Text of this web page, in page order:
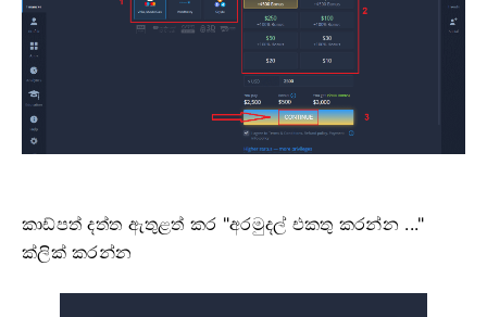
කාඩ්පත් දත්ත ඇතුළත් කර "අරමුදල් එකතු කරන්න ..."
ක්ලික් කරන්න